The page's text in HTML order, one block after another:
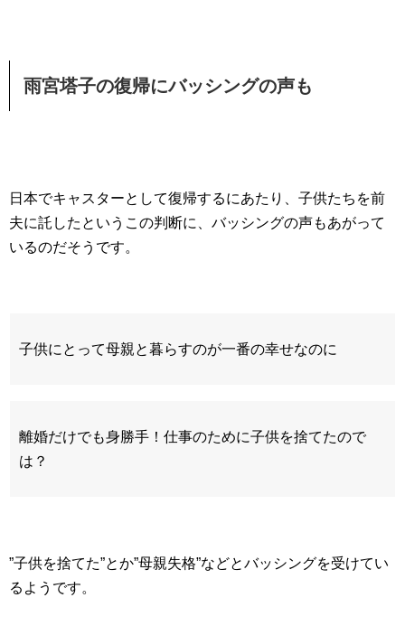
雨宮塔子の復帰にバッシングの声も
日本でキャスターとして復帰するにあたり、子供たちを前
夫に託したというこの判断に、バッシングの声もあがって
いるのだそうです。
子供にとって母親と暮らすのが一番の幸せなのに
離婚だけでも身勝手！仕事のために子供を捨てたので
は？
”子供を捨てた”とか”母親失格”などとバッシングを受けてい
るようです。